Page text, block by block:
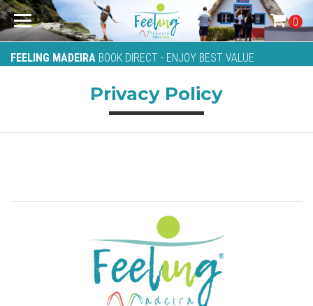
FEELING MADEIRA BOOK DIRECT - ENJOY BEST VALUE
0
Privacy Policy